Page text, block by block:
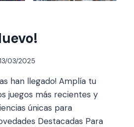
13/03/2025
han llegado! Amplía tu
juegos más recientes y
únicas para
Destacadas Para